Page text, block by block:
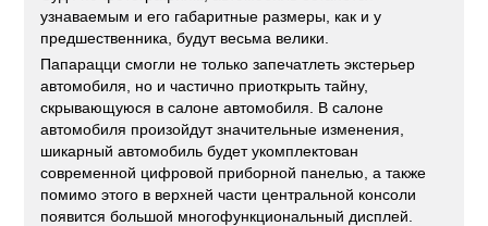
узнаваемым и его габаритные размеры, как и у
предшественника, будут весьма велики.
Папарацци смогли не только запечатлеть экстерьер
автомобиля, но и частично приоткрыть тайну,
скрывающуюся в салоне автомобиля. В салоне
автомобиля произойдут значительные изменения,
шикарный автомобиль будет укомплектован
современной цифровой приборной панелью, а также
помимо этого в верхней части центральной консоли
появится большой многофункциональный дисплей.